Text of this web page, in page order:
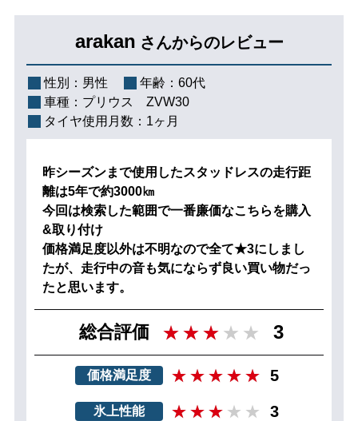
arakan さんからのレビュー
性別： 男性 年齢： 60代
車種： プリウス ZVW30
タイヤ使用月数： 1ヶ月
昨シーズンまで使用したスタッドレスの走行距
離は5年で約3000㎞
今回は検索した範囲で一番廉価なこちらを購入
&取り付け
価格満足度以外は不明なので全て★3にしまし
たが、走行中の音も気にならず良い買い物だっ
たと思います。
総合評価 3
価格満足度 5
氷上性能 3